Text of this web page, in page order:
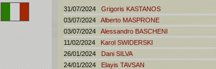
31/07/2024 Grigoris KASTANOS
03/07/2024 Alberto MASPRONE
03/07/2024 Alessandro BASCHENI
11/02/2024 Karol SWIDERSKI
26/01/2024 Dani SILVA
24/01/2024 Elayis TAVSAN